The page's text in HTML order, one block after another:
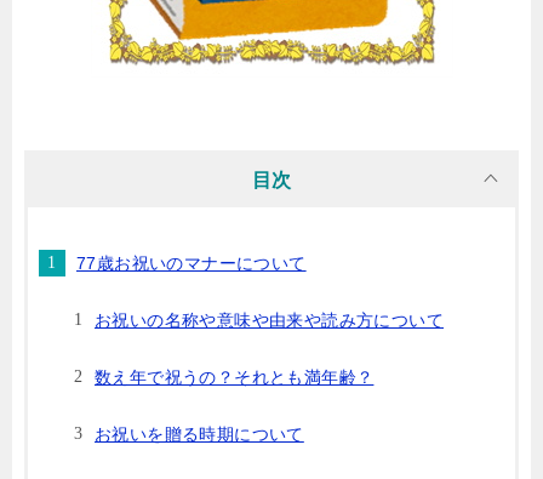
目次
77歳お祝いのマナーについて
お祝いの名称や意味や由来や読み方について
数え年で祝うの？それとも満年齢？
お祝いを贈る時期について